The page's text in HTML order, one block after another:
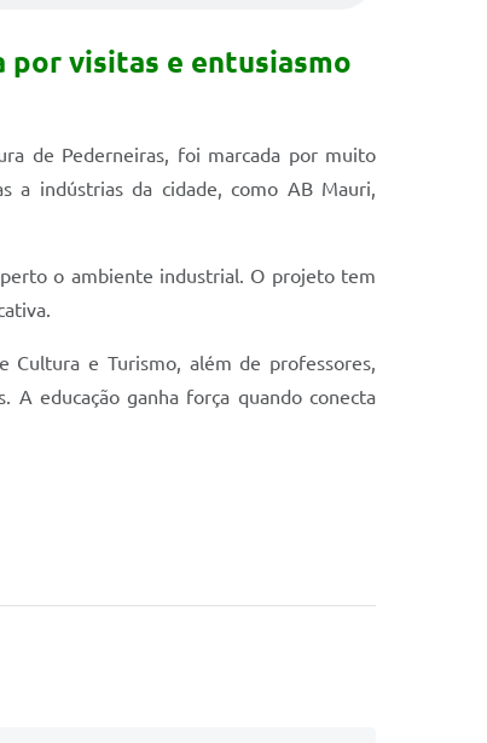
por visitas e entusiasmo
de Pederneiras, foi marcada por muito
a indústrias da cidade, como AB Mauri,
perto o ambiente industrial. O projeto tem
Cultura e Turismo, além de professores,
A educação ganha força quando conecta